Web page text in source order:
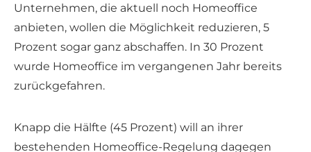
Unternehmen, die aktuell noch Homeoffice
anbieten, wollen die Möglichkeit reduzieren, 5
Prozent sogar ganz abschaffen. In 30 Prozent
wurde Homeoffice im vergangenen Jahr bereits
zurückgefahren.
Knapp die Hälfte (45 Prozent) will an ihrer
bestehenden Homeoffice-Regelung dagegen